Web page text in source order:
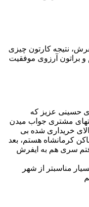
نتیجه کارتون چیزی
و براتون آرزوی موفقیت
حسینی عزیز که
مشتری جواب میدن
خریداری شده بی
کرمانشاه هستم، بعد
سری هم به ایفرش
مناسبتر از شهر